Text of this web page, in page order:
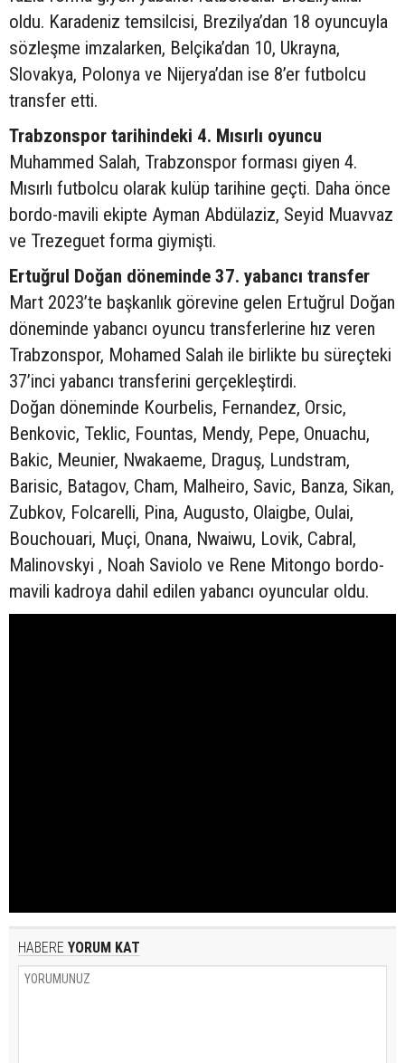
oldu. Karadeniz temsilcisi, Brezilya’dan 18 oyuncuyla
sözleşme imzalarken, Belçika’dan 10, Ukrayna,
Slovakya, Polonya ve Nijerya’dan ise 8’er futbolcu
transfer etti.
Trabzonspor tarihindeki 4. Mısırlı oyuncu
Muhammed Salah, Trabzonspor forması giyen 4.
Mısırlı futbolcu olarak kulüp tarihine geçti. Daha önce
bordo-mavili ekipte Ayman Abdülaziz, Seyid Muavvaz
ve Trezeguet forma giymişti.
Ertuğrul Doğan döneminde 37. yabancı transfer
Mart 2023’te başkanlık görevine gelen Ertuğrul Doğan
döneminde yabancı oyuncu transferlerine hız veren
Trabzonspor, Mohamed Salah ile birlikte bu süreçteki
37’inci yabancı transferini gerçekleştirdi.
Doğan döneminde Kourbelis, Fernandez, Orsic,
Benkovic, Teklic, Fountas, Mendy, Pepe, Onuachu,
Bakic, Meunier, Nwakaeme, Draguş, Lundstram,
Barisic, Batagov, Cham, Malheiro, Savic, Banza, Sikan,
Zubkov, Folcarelli, Pina, Augusto, Olaigbe, Oulai,
Bouchouari, Muçi, Onana, Nwaiwu, Lovik, Cabral,
Malinovskyi , Noah Saviolo ve Rene Mitongo bordo-
mavili kadroya dahil edilen yabancı oyuncular oldu.
HABERE YORUM KAT